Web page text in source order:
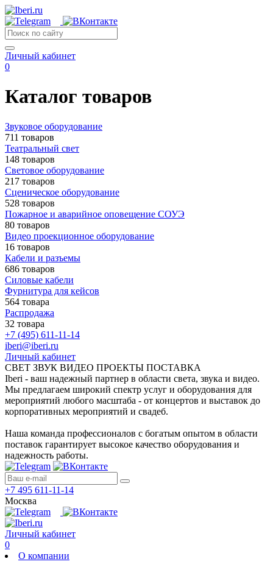
Личный кабинет
0
Каталог товаров
Звуковое оборудование
711 товаров
Театральный свет
148 товаров
Световое оборудование
217 товаров
Сценическое оборудование
528 товаров
Пожарное и аварийное оповещение СОУЭ
80 товаров
Видео проекционное оборудование
16 товаров
Кабели и разъемы
686 товаров
Силовые кабели
Фурнитура для кейсов
564 товара
Распродажа
32 товара
+7 (495) 611-11-14
iberi@iberi.ru
Личный кабинет
СВЕТ ЗВУК ВИДЕО ПРОЕКТЫ ПОСТАВКА
Iberi - ваш надежный партнер в области света, звука и видео.
Мы предлагаем широкий спектр услуг и оборудования для
мероприятий любого масштаба - от концертов и выставок до
корпоративных мероприятий и свадеб.
Наша команда профессионалов с богатым опытом в области
поставок гарантирует высокое качество оборудования и
надежность работы.
+7 495 611-11-14
Москва
Личный кабинет
0
О компании